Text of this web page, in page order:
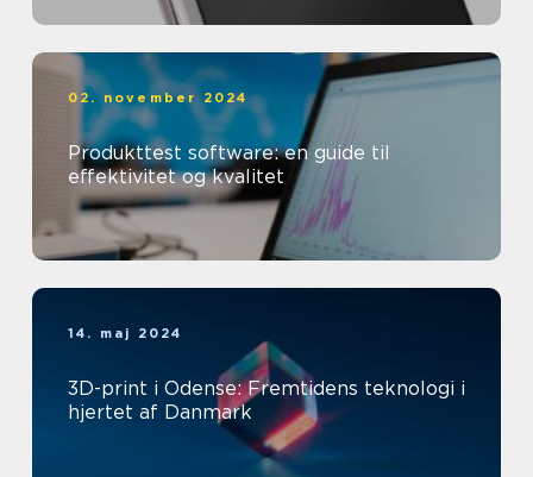
02. november 2024
Produkttest software: en guide til
effektivitet og kvalitet
14. maj 2024
3D-print i Odense: Fremtidens teknologi i
hjertet af Danmark